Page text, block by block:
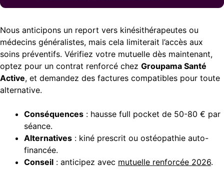
Nous anticipons un report vers kinésithérapeutes ou
médecins généralistes, mais cela limiterait l’accès aux
soins préventifs. Vérifiez votre mutuelle dès maintenant,
optez pour un contrat renforcé chez Groupama Santé
Active, et demandez des factures compatibles pour toute
alternative.
Conséquences : hausse full pocket de 50-80 € par
séance.
Alternatives : kiné prescrit ou ostéopathie auto-
financée.
Conseil : anticipez avec mutuelle renforcée 2026.